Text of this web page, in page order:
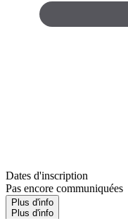
Dates d'inscription
Pas encore communiquées
Plus d'info
Plus d'info